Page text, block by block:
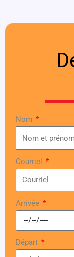
Nom
Courriel
Arrivée
Départ